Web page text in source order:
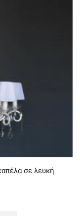
σε λευκή